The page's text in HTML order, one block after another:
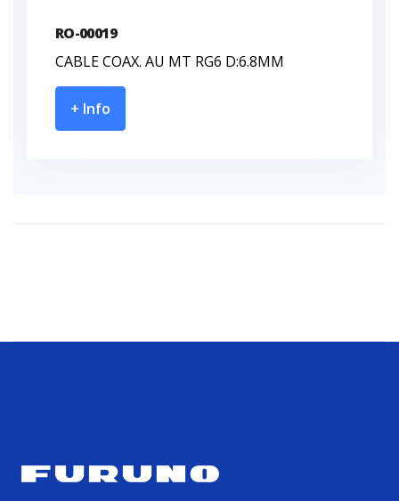
RO-00019
CABLE COAX. AU MT RG6 D:6.8MM
+ Info